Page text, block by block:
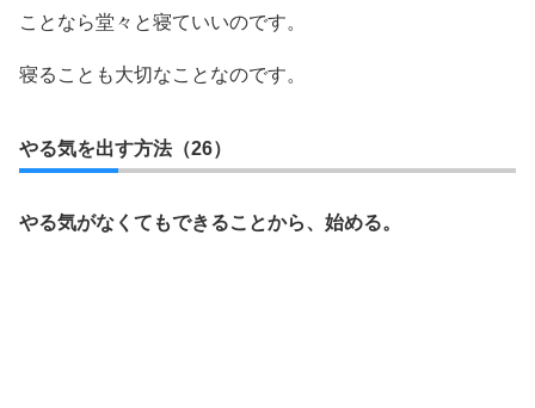
ことなら堂々と寝ていいのです。
寝ることも大切なことなのです。
やる気を出す方法（26）
やる気がなくてもできることから、始める。